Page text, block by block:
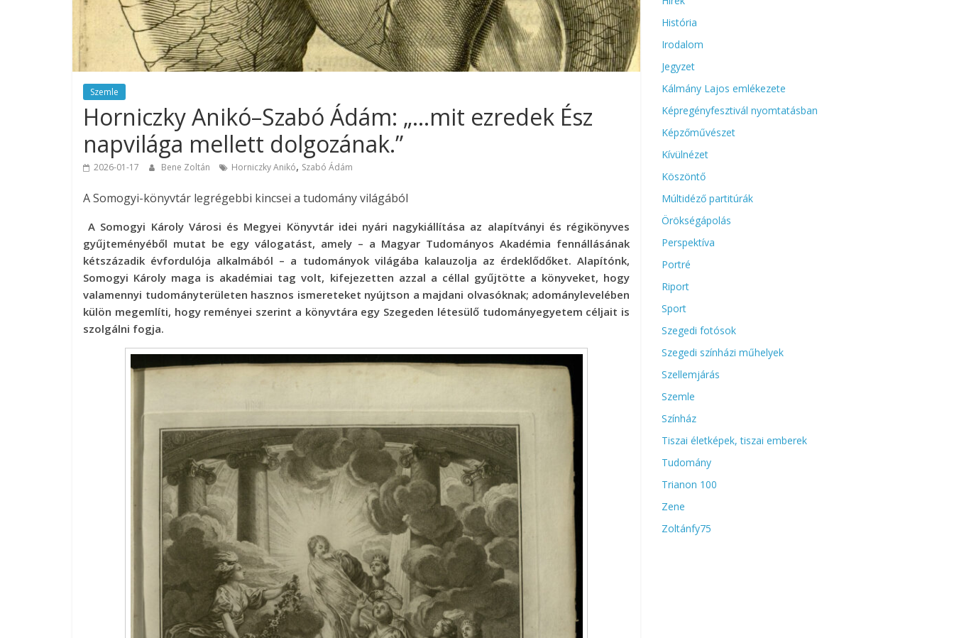
Szemle
Horniczky Anikó–Szabó Ádám: „…mit ezredek Ész
napvilága mellett dolgozának.”
2026-01-17 Bene Zoltán Horniczky Anikó, Szabó Ádám
A Somogyi-könyvtár legrégebbi kincsei a tudomány világából
A Somogyi Károly Városi és Megyei Könyvtár idei nyári nagykiállítása az alapítványi és régikönyves
gyűjteményéből mutat be egy válogatást, amely – a Magyar Tudományos Akadémia fennállásának
kétszázadik évfordulója alkalmából – a tudományok világába kalauzolja az érdeklődőket. Alapítónk,
Somogyi Károly maga is akadémiai tag volt, kifejezetten azzal a céllal gyűjtötte a könyveket, hogy
valamennyi tudományterületen hasznos ismereteket nyújtson a majdani olvasóknak; adománylevelében
külön megemlíti, hogy reményei szerint a könyvtára egy Szegeden létesülő tudományegyetem céljait is
szolgálni fogja.
História
Irodalom
Jegyzet
Kálmány Lajos emlékezete
Képregényfesztivál nyomtatásban
Képzőművészet
Kívülnézet
Köszöntő
Múltidéző partitúrák
Örökségápolás
Perspektíva
Portré
Riport
Sport
Szegedi fotósok
Szegedi színházi műhelyek
Szellemjárás
Szemle
Színház
Tiszai életképek, tiszai emberek
Tudomány
Trianon 100
Zene
Zoltánfy75